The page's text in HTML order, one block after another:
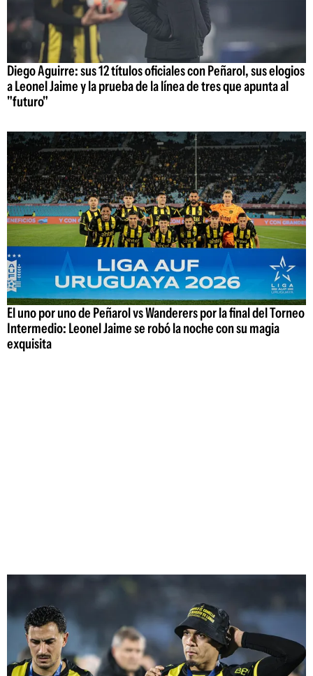
Diego Aguirre: sus 12 títulos oficiales con Peñarol, sus elogios
a Leonel Jaime y la prueba de la línea de tres que apunta al
"futuro"
El uno por uno de Peñarol vs Wanderers por la final del Torneo
Intermedio: Leonel Jaime se robó la noche con su magia
exquisita